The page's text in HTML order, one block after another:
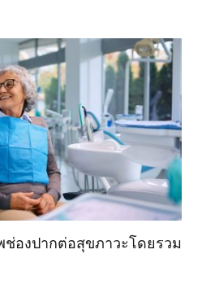
องปากต่อสุขภาวะโดยรวม